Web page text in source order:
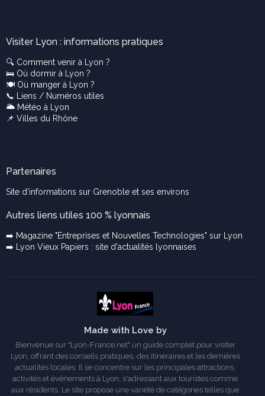
Visiter Lyon : informations pratiques
🔍 Comment venir à Lyon ?
🛌 Où dormir à Lyon ?
🍽️ Où manger à Lyon ?
📞 Liens / Numéros utiles
🌥️ Météo à Lyon
📌 Villes du Rhône
Partenaires
Site d'informations sur Grenoble et ses environs
Autres liens utiles 100 % lyonnais
➡️ Magazine "Entreprises et Nouvelles Technologies" sur Lyon
➡️ Lyon Vieux Papiers : site d'actualités lyonnaises
Made with Love by
Bienvenue sur "Lyon-France.net" un guide complet pour visiter
Lyon, offrant des conseils pratiques, des itinéraires et les dernières
actualités locales. Il se concentre sur les principales attractions,
activités et événements à Lyon, s'adressant aux touristes comme
aux résidents. Le site propose une variété de catégories telles que